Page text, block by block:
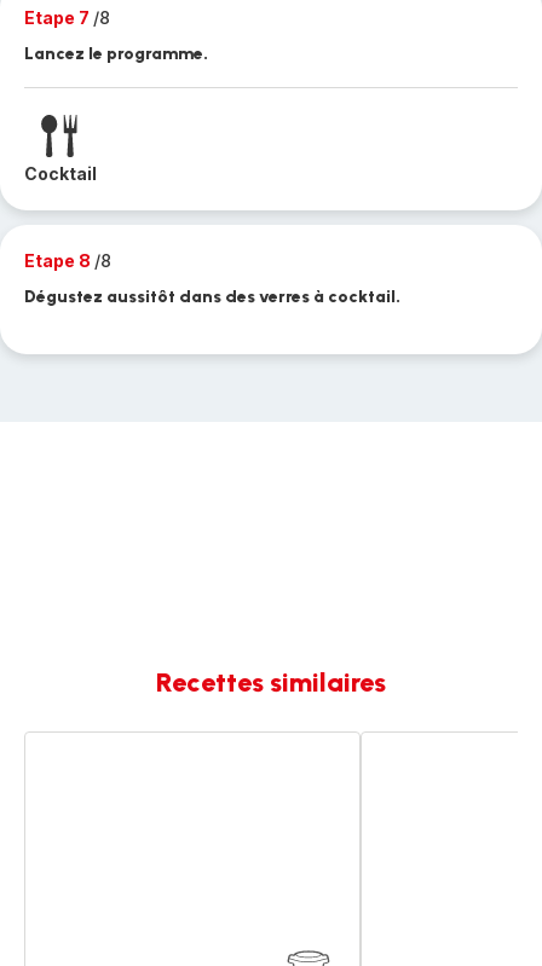
Etape 7 /8
Lancez le programme.
Cocktail
Etape 8 /8
Dégustez aussitôt dans des verres à cocktail.
Recettes similaires